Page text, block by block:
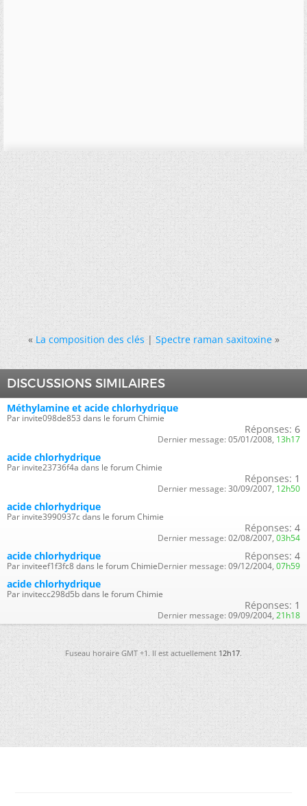
« La composition des clés|Spectre raman saxitoxine »
DISCUSSIONS SIMILAIRES
Méthylamine et acide chlorhydrique
Par invite098de853 dans le forum Chimie
Réponses: 6
Dernier message: 05/01/2008, 13h17
acide chlorhydrique
Par invite23736f4a dans le forum Chimie
Réponses: 1
Dernier message: 30/09/2007, 12h50
acide chlorhydrique
Par invite3990937c dans le forum Chimie
Réponses: 4
Dernier message: 02/08/2007, 03h54
acide chlorhydrique
Par inviteef1f3fc8 dans le forum Chimie
Réponses: 4
Dernier message: 09/12/2004, 07h59
acide chlorhydrique
Par invitecc298d5b dans le forum Chimie
Réponses: 1
Dernier message: 09/09/2004, 21h18
Fuseau horaire GMT +1. Il est actuellement12h17.